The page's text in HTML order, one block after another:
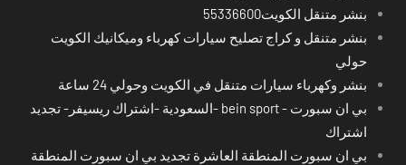
بنشر متنقل الكويت55336600
بنشر متنقل و كراج تصليح سيارات كهرباء وميكانيك الكويت
حولي
بنشر وكهرباء سيارات متنقل في الكويت وحولي 24 ساعة
بي ان سبورت - bein sport -السعودية -اشتراك ريسيفر- تجديد
اشتراك
بي ان سبورت المنطقة العاشرة تجديد بي ان سبورت المنطقة